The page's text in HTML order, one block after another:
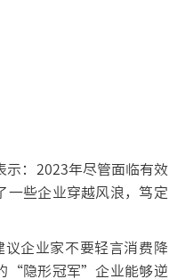
示：2023年尽管面临有效
一些企业穿越风浪，笃定
企业家不要轻言消费降
“隐形冠军”企业能够逆